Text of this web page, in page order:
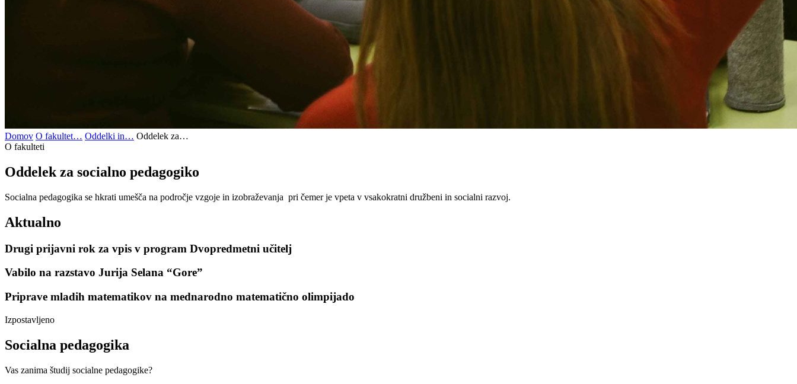
Domov O fakultet… Oddelki in… Oddelek za…
O fakulteti
Oddelek za socialno pedagogiko
Socialna pedagogika se hkrati umešča na področje vzgoje in izobraževanja pri čemer je vpeta v vsakokratni družbeni in socialni razvoj.
Aktualno
Drugi prijavni rok za vpis v program Dvopredmetni učitelj
Vabilo na razstavo Jurija Selana “Gore”
Priprave mladih matematikov na mednarodno matematično olimpijado
Izpostavljeno
Socialna pedagogika
Vas zanima študij socialne pedagogike?